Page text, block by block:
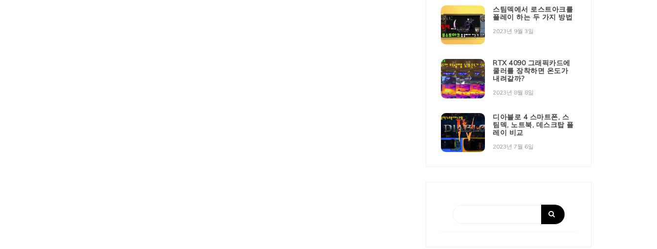
스팀덱에서 로스트아크를
플레이 하는 두 가지 방법
2023년 9월 3일
RTX 4090 그래픽카드에
쿨러를 장착하면 온도가
내려갈까?
2023년 8월 8일
디아블로 4 스마트폰, 스
팀덱, 노트북, 데스크탑 플
레이 비교
2023년 7월 6일